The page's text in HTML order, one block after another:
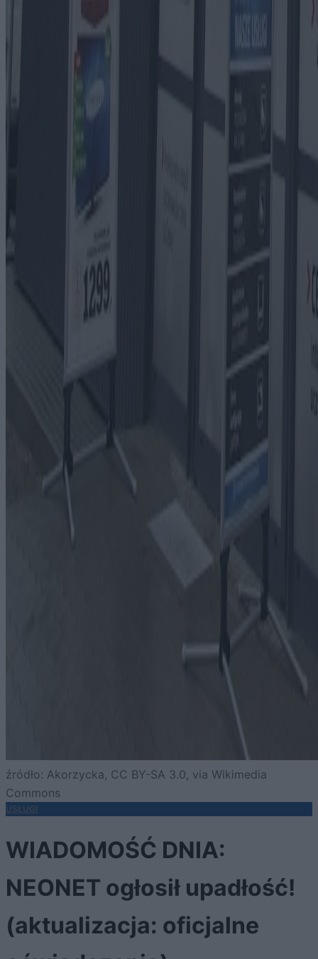
źródło: Akorzycka, CC BY-SA 3.0, via Wikimedia
Commons
USŁUGI
WIADOMOŚĆ DNIA:
NEONET ogłosił upadłość!
(aktualizacja: oficjalne